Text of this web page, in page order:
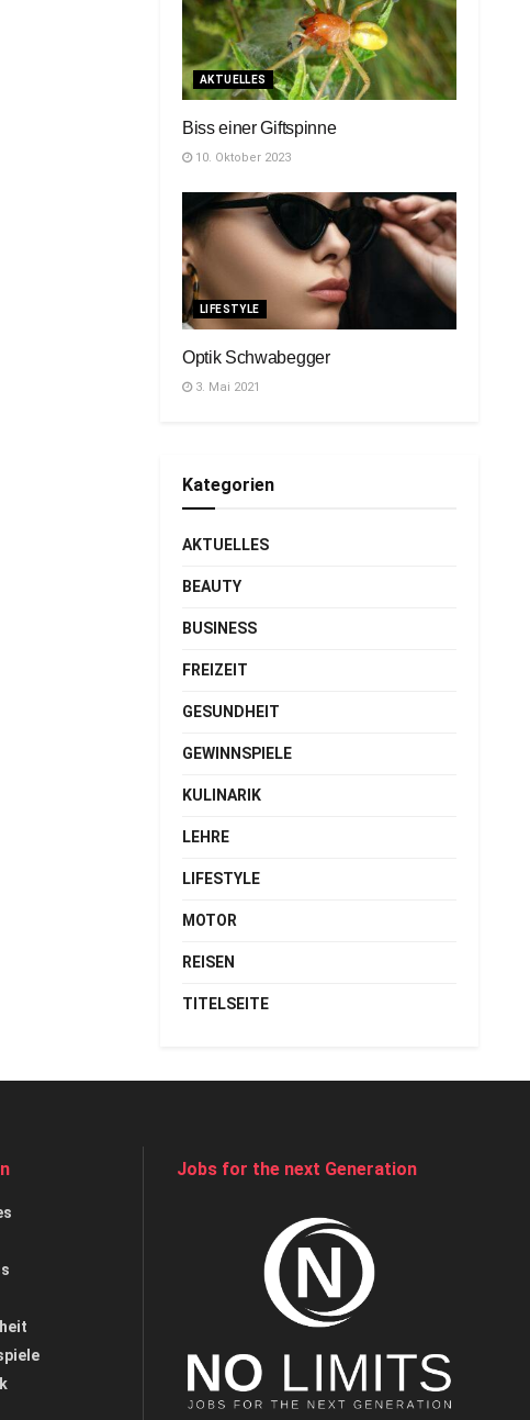
AKTUELLES
Biss einer Giftspinne
10. Oktober 2023
LIFESTYLE
Optik Schwabegger
3. Mai 2021
Kategorien
AKTUELLES
BEAUTY
BUSINESS
FREIZEIT
GESUNDHEIT
GEWINNSPIELE
KULINARIK
LEHRE
LIFESTYLE
MOTOR
REISEN
TITELSEITE
Jobs for the next Generation